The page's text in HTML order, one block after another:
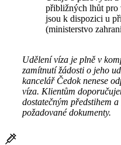
přibližných lhůt pro
jsou k dispozici u
(ministerstvo
Udělení víza je plně v
zamítnutí žádosti o jeho
kancelář Čedok nenese
víza. Klientům
dostatečným předstihem
požadované dokumenty.